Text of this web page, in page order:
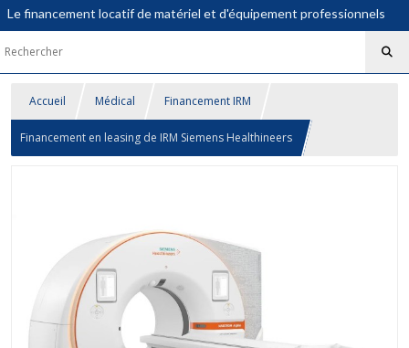
Le financement locatif de matériel et d'équipement professionnels
Accueil Médical Financement IRM
Financement en leasing de IRM Siemens Healthineers